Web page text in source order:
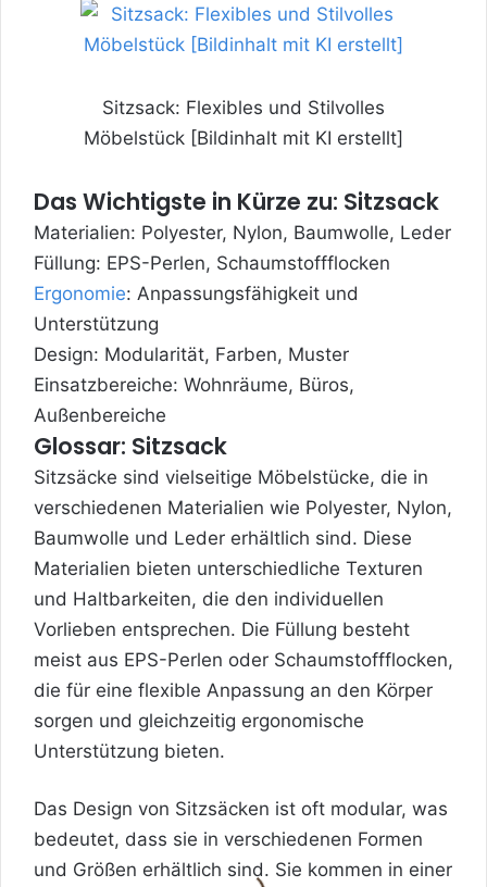
Sitzsack: Flexibles und Stilvolles
Möbelstück [Bildinhalt mit KI erstellt]
Das Wichtigste in Kürze zu: Sitzsack
Materialien: Polyester, Nylon, Baumwolle, Leder
Füllung: EPS-Perlen, Schaumstoffflocken
Ergonomie: Anpassungsfähigkeit und
Unterstützung
Design: Modularität, Farben, Muster
Einsatzbereiche: Wohnräume, Büros,
Außenbereiche
Glossar: Sitzsack
Sitzsäcke sind vielseitige Möbelstücke, die in
verschiedenen Materialien wie Polyester, Nylon,
Baumwolle und Leder erhältlich sind. Diese
Materialien bieten unterschiedliche Texturen
und Haltbarkeiten, die den individuellen
Vorlieben entsprechen. Die Füllung besteht
meist aus EPS-Perlen oder Schaumstoffflocken,
die für eine flexible Anpassung an den Körper
sorgen und gleichzeitig ergonomische
Unterstützung bieten.
Das Design von Sitzsäcken ist oft modular, was
bedeutet, dass sie in verschiedenen Formen
und Größen erhältlich sind. Sie kommen in einer